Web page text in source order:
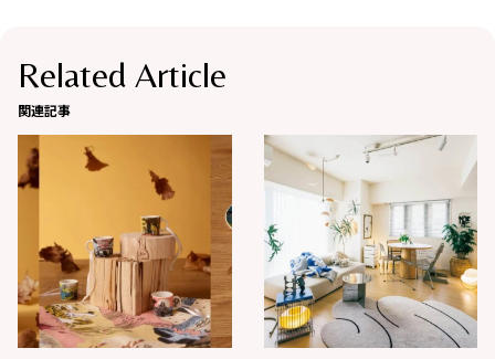
Related Article
関連記事